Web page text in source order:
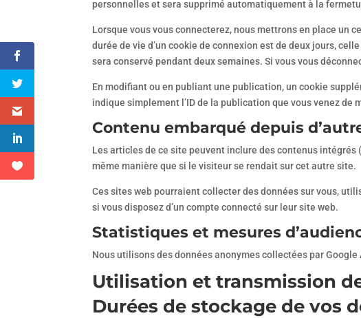
personnelles et sera supprimé automatiquement à la
Lorsque vous vous connecterez, nous mettrons en place un
durée de vie d’un cookie de connexion est de deux jours,
sera conservé pendant deux semaines. Si vous vous
En modifiant ou en publiant une publication, un cookie
indique simplement l’ID de la publication que vous venez de
Contenu embarqué depuis
Les articles de ce site peuvent inclure des contenus
même manière que si le visiteur se rendait sur cet autre site.
Ces sites web pourraient collecter des données sur vous,
si vous disposez d’un compte connecté sur leur site web.
Statistiques et mesures
Nous utilisons des données anonymes collectées par Google
Utilisation et transmission
Durées de stockage de vos